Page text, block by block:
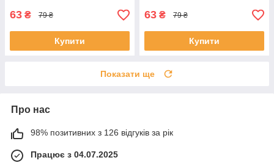
63 ₴ 79 ₴
Купити
63 ₴ 79 ₴
Купити
Показати ще
Про нас
98% позитивних з 126 відгуків за рік
Працює з 04.07.2025